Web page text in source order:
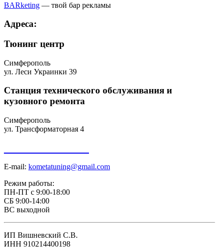
BARketing — твой бар рекламы
Адреса:
Тюнинг центр
Симферополь
ул. Леси Украинки 39
Станция технического обслуживания и
кузовного ремонта
Симферополь
ул. Трансформаторная 4
E-mail: kometatuning@gmail.com
Режим работы:
ПН-ПТ с 9:00-18:00
СБ 9:00-14:00
ВС выходной
ИП Вишневский С.В.
ИНН 910214400198